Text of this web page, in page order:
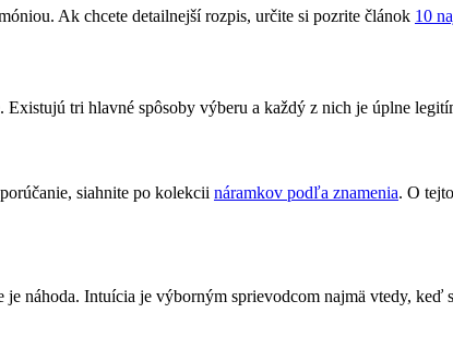
Ak chcete detailnejší rozpis, určite si pozrite článok 10
tri hlavné spôsoby výberu a každý z nich je úplne
siahnite po kolekcii náramkov podľa znamenia. O
Intuícia je výborným sprievodcom najmä vtedy, keď